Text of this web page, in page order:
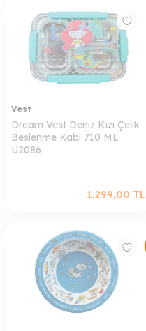
Vest
Dream Vest Deniz Kızı Çelik
Beslenme Kabı 710 ML
U2086
1.299,00 TL